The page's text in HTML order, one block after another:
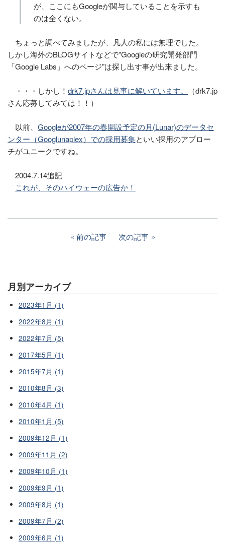
が、ここにもGoogleが関与していることを示すも
のは全くない。
ちょっと調べてみましたが、凡人の私には無理でした。
しかし海外のBLOGサイトなどで”Googleの研究開発部門
「Google Labs」へのページ”は探し出す事が出来ました。
・・・しかし！ drk7.jpさんは見事に解いています。
（drk7.jp
さん応募してみては！！）
以前、 Googleが2007年の春開設予定の月(Lunar)のデータセ
ンター（Googlunaplex）での採用募集といい採用のアプロー
チがユニークですね。
2004.7.14追記
これが、そのハイウェーの広告か！
前の記事 次の記事
月別アーカイブ
2023年1月 (1)
2022年8月 (1)
2022年7月 (5)
2017年5月 (1)
2015年7月 (1)
2010年8月 (3)
2010年4月 (1)
2010年1月 (5)
2009年12月 (1)
2009年11月 (2)
2009年10月 (1)
2009年9月 (1)
2009年8月 (1)
2009年7月 (2)
2009年6月 (1)